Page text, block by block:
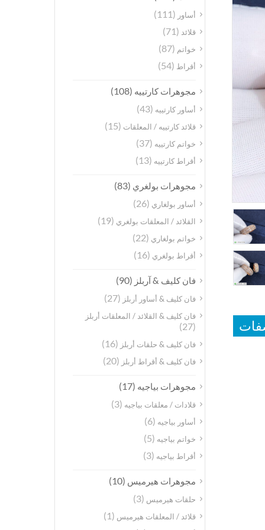
أساور (111)
قلائد (71)
خواتم (87)
أقراط (54)
مجوهرات كارتييه (108)
أساور كارتييه (43)
قلائد كارتييه / المعلقات (15)
خواتم كارتييه (37)
أقراط كارتييه (13)
مجوهرات بولغري (83)
أساور بولغاري (26)
القلائد / المعلقات بولغري (19)
خواتم بولغاري (22)
أقراط بولغري (16)
فان كليف & آربلز (90)
فان كليف & أساور أربلز (27)
فان كليف & القلائد / المعلقات أربلز
(27)
فان كليف & حلقات أربلز (16)
فان كليف & أقراط أربلز (20)
مجوهرات بياجيه (17)
قلادات / معلقات بياجيه (3)
أساور بياجيه (6)
خواتم بياجيه (5)
أقراط بياجيه (3)
مجوهرات هيرميس (10)
حلقات هيرميس (3)
قلائد / المعلقات هيرميس (1)